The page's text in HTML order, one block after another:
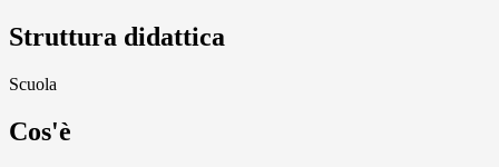
Struttura didattica
Scuola
Cos'è